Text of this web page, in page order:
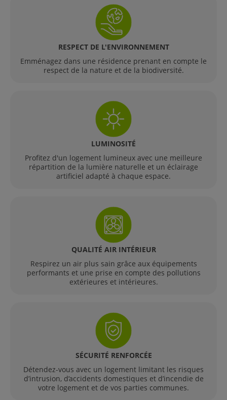
RESPECT DE L'ENVIRONNEMENT
Emménagez dans une résidence prenant en compte le
respect de la nature et de la biodiversité.
LUMINOSITÉ
Profitez d'un logement lumineux avec une meilleure
répartition de la lumière naturelle et un éclairage
artificiel adapté à chaque espace.
QUALITÉ AIR INTÉRIEUR
Respirez un air plus sain grâce aux équipements
performants et une prise en compte des pollutions
extérieures et intérieures.
SÉCURITÉ RENFORCÉE
Détendez-vous avec un logement limitant les risques
d’intrusion, d’accidents domestiques et d’incendie de
votre logement et de vos parties communes.